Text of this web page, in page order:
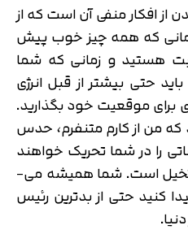
افکار منفی آن است که از
که همه چیز خوب پیش
هستید و زمانی که شما
حتی بیشتر از قبل انرژی
برای موقعیت خود بگذارید.
که من از کارم متنفرم، حدس
را در شما تحریک خواهند
کرد؟ این مسئله مربوط به تخیل است. شما همیشه می‌­
کنید حتی از بدترین رئیس